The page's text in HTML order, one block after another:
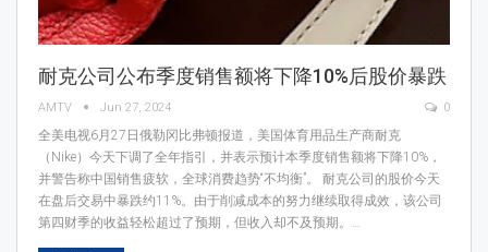
耐克公司公布季度销售额将下降10%后股价暴跌
AMTV Jun 27, 2024 0
全美电视6月27日俄勒冈比弗顿报道，美国体育用品生产商耐克
（Nike）今天下调了全年指引，并表示预计本季度销售额将下降10%，
并警告称中国销售疲软，全球消费趋势“不均衡”。 耐克公司的股价今天
在盘后交易中暴跌约11%。由于削减成本的努力继续取得成效，该公司
第四财季的收益轻松超过了预期，但收入却不及预期。…